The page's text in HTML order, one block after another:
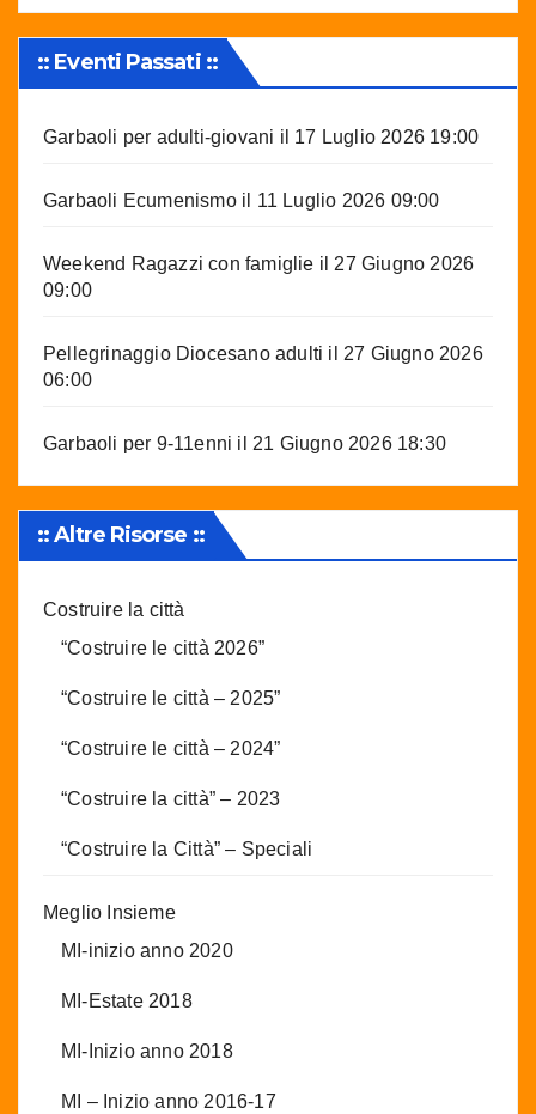
:: Eventi Passati ::
Garbaoli per adulti-giovani il 17 Luglio 2026 19:00
Garbaoli Ecumenismoil 11 Luglio 2026 09:00
Weekend Ragazzi con famiglie il 27 Giugno 2026
09:00
Pellegrinaggio Diocesano adulti il 27 Giugno 2026
06:00
Garbaoli per 9-11enni il 21 Giugno 2026 18:30
:: Altre Risorse ::
Costruire la città
“Costruire le città 2026”
“Costruire le città – 2025”
“Costruire le città – 2024”
“Costruire la città” – 2023
“Costruire la Città” – Speciali
Meglio Insieme
MI-inizio anno 2020
MI-Estate 2018
MI-Inizio anno 2018
MI – Inizio anno 2016-17